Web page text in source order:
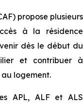
propose plusieurs
à la résidence
dès le début du
et contribuer à
logement.
APL, ALF et ALS